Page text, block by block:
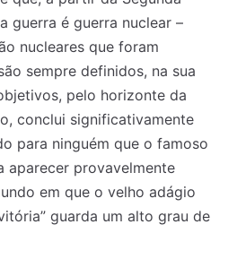
guerra é guerra nuclear –
nucleares que foram
sempre definidos, na sua
pelo horizonte da
conclui significativamente
para ninguém que o famoso
aparecer provavelmente
em que o velho adágio
guarda um alto grau de